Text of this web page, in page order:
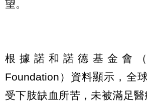
望。
根據諾和諾德基金會（
Foundation）資料顯示，全
受下肢缺血所苦，未被滿足